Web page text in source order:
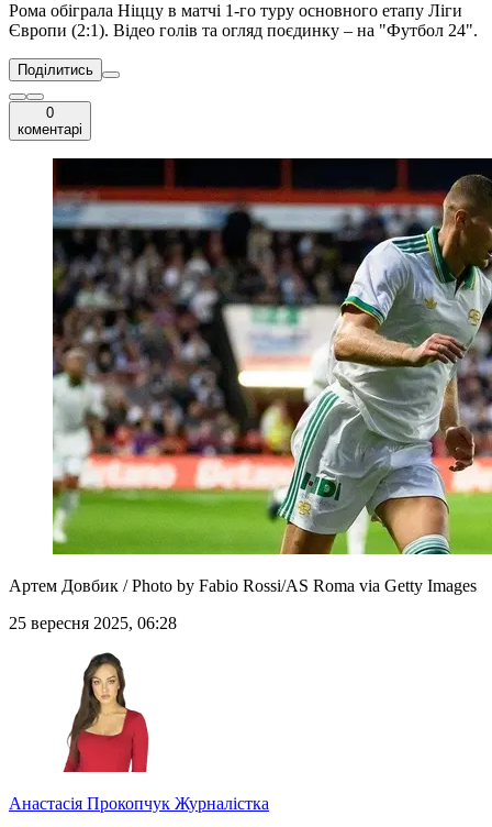
Рома обіграла Ніццу в матчі 1-го туру основного етапу Ліги
Європи (2:1). Відео голів та огляд поєдинку – на "Футбол 24".
Поділитись
0
коментарі
Артем Довбик / Photo by Fabio Rossi/AS Roma via Getty Images
25 вересня 2025, 06:28
Анастасія Прокопчук Журналістка